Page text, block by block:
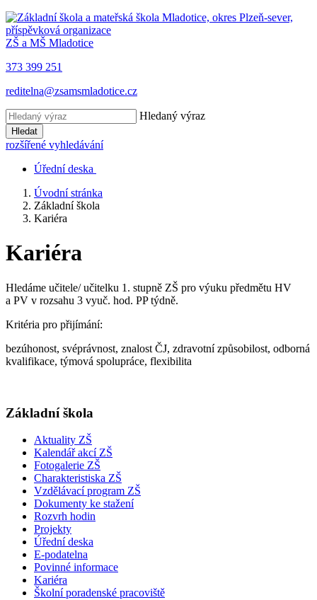
ZŠ a MŠ Mladotice
373 399 251
reditelna@zsamsmladotice.cz
Hledaný výraz
Hledat
rozšířené vyhledávání
Úřední deska
Úvodní stránka
Základní škola
Kariéra
Kariéra
Hledáme učitele/ učitelku 1. stupně ZŠ pro výuku předmětu HV
a PV v rozsahu 3 vyuč. hod. PP týdně.
Kritéria pro přijímání:
bezúhonost, svéprávnost, znalost ČJ, zdravotní způsobilost, odborná
kvalifikace, týmová spolupráce, flexibilita
Základní škola
Aktuality ZŠ
Kalendář akcí ZŠ
Fotogalerie ZŠ
Charakteristiska ZŠ
Vzdělávací program ZŠ
Dokumenty ke stažení
Rozvrh hodin
Projekty
Úřední deska
E-podatelna
Povinné informace
Kariéra
Školní poradenské pracoviště